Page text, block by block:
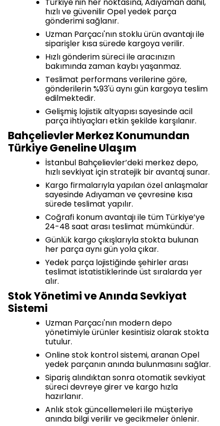
hızlı ve güvenilir Opel yedek parça
gönderimi sağlanır.
Uzman Parçacı'nın stoklu ürün avantajı ile
siparişler kısa sürede kargoya verilir.
Hızlı gönderim süreci ile aracınızın
bakımında zaman kaybı yaşanmaz.
Teslimat performans verilerine göre,
gönderilerin %93'ü aynı gün kargoya teslim
edilmektedir.
Gelişmiş lojistik altyapısı sayesinde acil
parça ihtiyaçları etkin şekilde karşılanır.
Bahçelievler Merkez Konumundan
Türkiye Geneline Ulaşım
İstanbul Bahçelievler’deki merkez depo,
hızlı sevkiyat için stratejik bir avantaj sunar.
Kargo firmalarıyla yapılan özel anlaşmalar
sayesinde Adıyaman ve çevresine kısa
sürede teslimat yapılır.
Coğrafi konum avantajı ile tüm Türkiye’ye
24-48 saat arası teslimat mümkündür.
Günlük kargo çıkışlarıyla stokta bulunan
her parça aynı gün yola çıkar.
Yedek parça lojistiğinde şehirler arası
teslimat istatistiklerinde üst sıralarda yer
alır.
Stok Yönetimi ve Anında Sevkiyat
Sistemi
Uzman Parçacı'nın modern depo
yönetimiyle ürünler kesintisiz olarak stokta
tutulur.
Online stok kontrol sistemi, aranan Opel
yedek parçanın anında bulunmasını sağlar.
Sipariş alındıktan sonra otomatik sevkiyat
süreci devreye girer ve kargo hızla
hazırlanır.
Anlık stok güncellemeleri ile müşteriye
anında bilgi verilir ve gecikmeler önlenir.